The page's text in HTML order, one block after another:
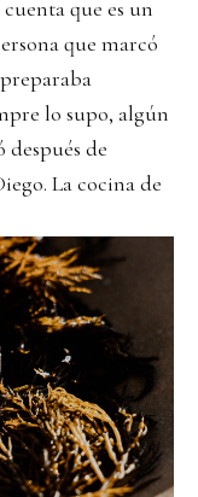
que es un
que marcó
lo supo, algún
de
La cocina de